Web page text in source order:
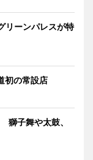
リーンパレスが特
初の常設店
獅子舞や太鼓、